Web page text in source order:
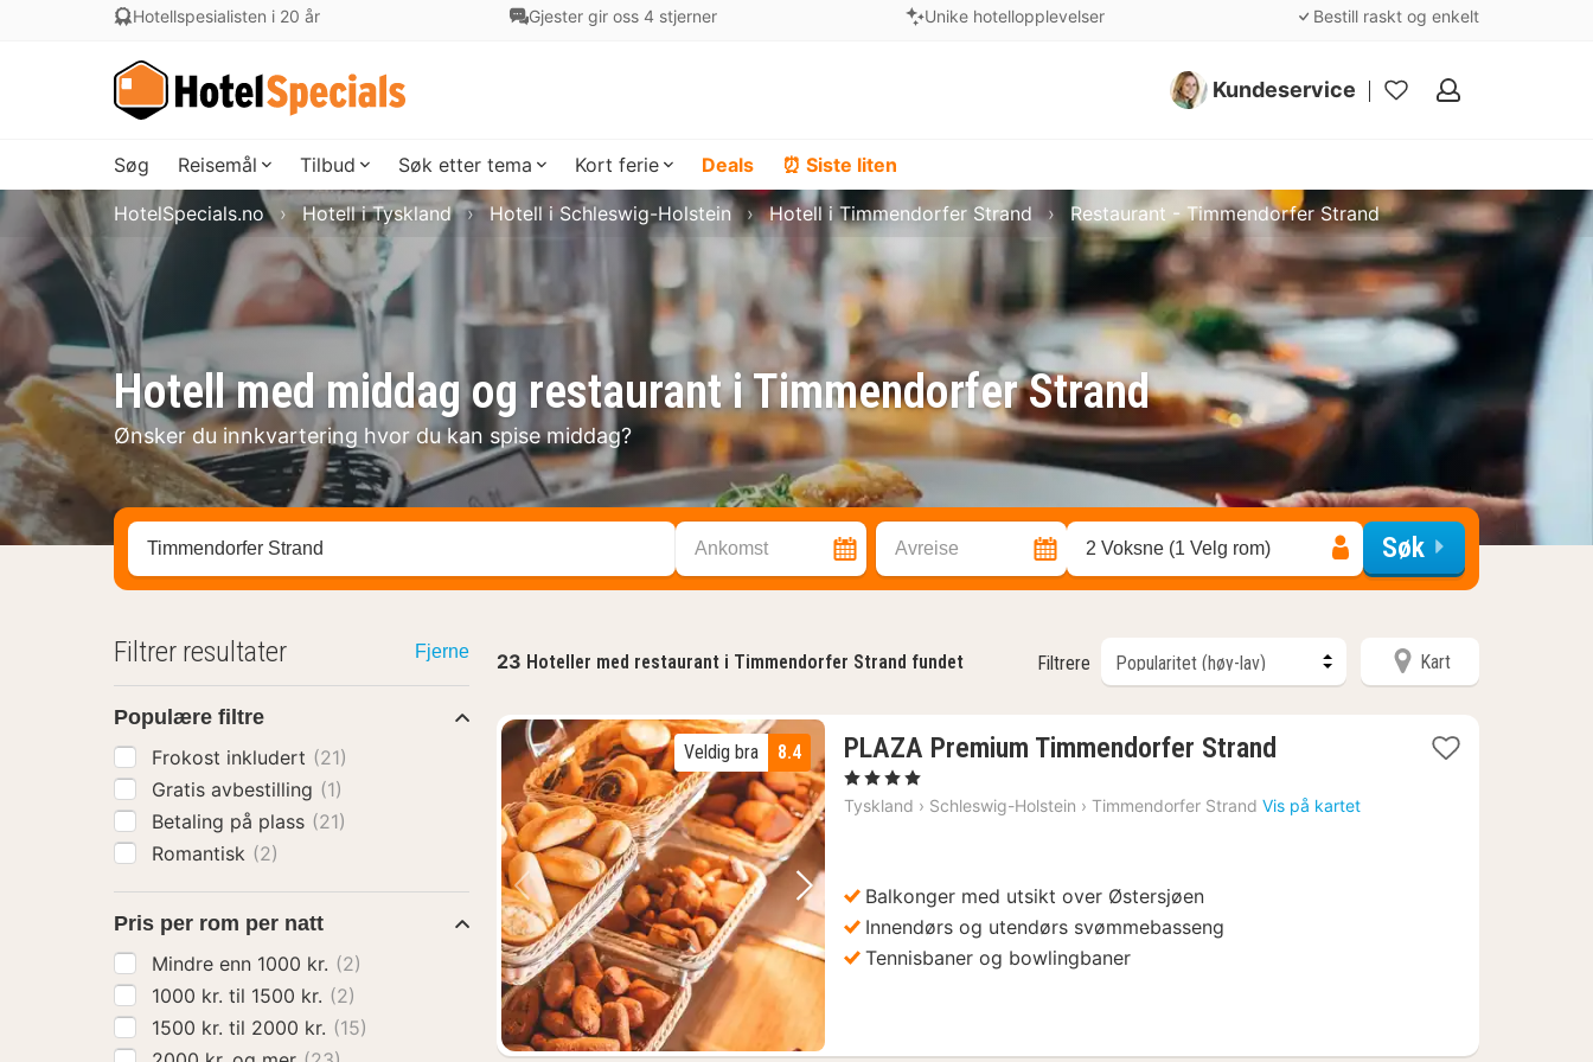
Hotellspesialisten i 20 år Gjester gir oss 4 stjerner Unike hotellopplevelser Bestill raskt og enkelt
Kundeservice
Mine
Søg Reisemål Tilbud Søk etter tema Kort ferie Deals ⏰ Siste liten
Hotell med middag og restaurant i Timmendorfer Strand
Ønsker du innkvartering hvor du kan spise middag?
HotelSpecials.no Hotell i Tyskland Hotell i Schleswig-Holstein Hotell i Timmendorfer Strand Restaurant - Timmendorfer Strand
Søk hotell, region eller by Ankomst Avreise 2 Voksne (1 Velg rom) Søk
23 Hoteller med restaurant i Timmendorfer Strand fundet Filtrere Kart
Forrige bilde Neste bilde
8.4
Veldig bra PLAZA Premium Timmendorfer Strand
fra
, 4 Stjerner
Tyskland › Schleswig-Holstein › Timmendorfer Strand Vis på kartet
Balkonger med utsikt over Østersjøen
Innendørs og utendørs svømmebasseng
Tennisbaner og bowlingbaner
Filtrer resultater Fjerne
Populære filtre
Frokost inkludert (21)
Gratis avbestilling (1)
Betaling på plass (21)
Romantisk (2)
Pris per rom per natt
Mindre enn 1000 kr. (2)
1000 kr. til 1500 kr. (2)
1500 kr. til 2000 kr. (15)